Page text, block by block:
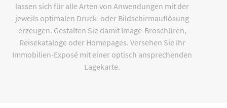
lassen sich für alle Arten von Anwendungen mit der
jeweils optimalen Druck- oder Bildschirmauflösung
erzeugen. Gestalten Sie damit Image-Broschüren,
Reisekataloge oder Homepages. Versehen Sie Ihr
Immobilien-Exposé mit einer optisch ansprechenden
Lagekarte.